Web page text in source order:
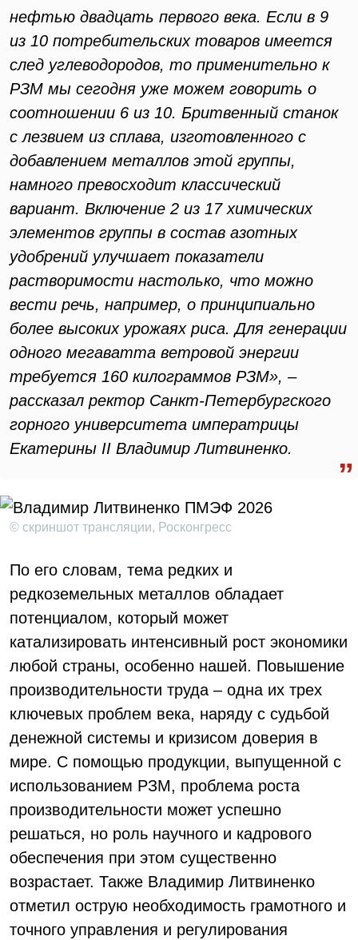
нефтью двадцать первого века. Если в 9
из 10 потребительских товаров имеется
след углеводородов, то применительно к
РЗМ мы сегодня уже можем говорить о
соотношении 6 из 10. Бритвенный станок
c лезвием из сплава, изготовленного с
добавлением металлов этой группы,
намного превосходит классический
вариант. Включение 2 из 17 химических
элементов группы в состав азотных
удобрений улучшает показатели
растворимости настолько, что можно
вести речь, например, о принципиально
более высоких урожаях риса. Для генерации
одного мегаватта ветровой энергии
требуется 160 килограммов РЗМ», –
рассказал ректор Санкт-Петербургского
горного университета императрицы
Екатерины II Владимир Литвиненко.
© скриншот трансляции, Росконгресс
По его словам, тема редких и
редкоземельных металлов обладает
потенциалом, который может
катализировать интенсивный рост экономики
любой страны, особенно нашей. Повышение
производительности труда – одна их трех
ключевых проблем века, наряду с судьбой
денежной системы и кризисом доверия в
мире. С помощью продукции, выпущенной с
использованием РЗМ, проблема роста
производительности может успешно
решаться, но роль научного и кадрового
обеспечения при этом существенно
возрастает. Также Владимир Литвиненко
отметил острую необходимость грамотного и
точного управления и регулирования